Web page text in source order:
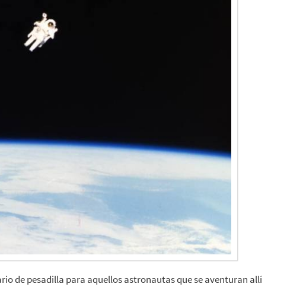
de pesadilla para aquellos astronautas que se aventuran allí